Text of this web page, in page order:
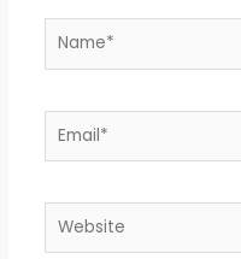
Name*
Email*
Website